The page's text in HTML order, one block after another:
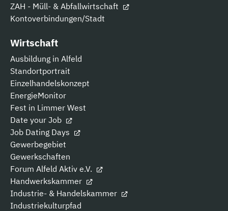
ZAH - Müll- & Abfallwirtschaft
Kontoverbindungen/Stadt
Wirtschaft
Ausbildung in Alfeld
Standortportrait
Einzelhandelskonzept
EnergieMonitor
Fest in Limmer West
Date your Job
Job Dating Days
Gewerbegebiet
Gewerkschaften
Forum Alfeld Aktiv e.V.
Handwerkskammer
Industrie- & Handelskammer
Industriekulturpfad